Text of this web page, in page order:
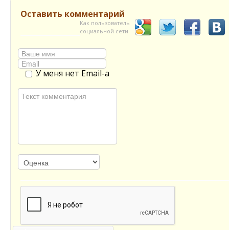
Оставить комментарий
Как пользователь
социальной сети
У меня нет Email-а